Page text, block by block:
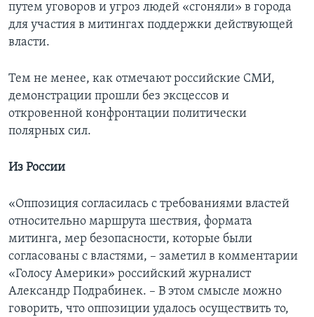
путем уговоров и угроз людей «сгоняли» в города
для участия в митингах поддержки действующей
власти.
Тем не менее, как отмечают российские СМИ,
демонстрации прошли без эксцессов и
откровенной конфронтации политически
полярных сил.
Из России
«Оппозиция согласилась с требованиями властей
относительно маршрута шествия, формата
митинга, мер безопасности, которые были
согласованы с властями, – заметил в комментарии
«Голосу Америки» российский журналист
Александр Подрабинек. – В этом смысле можно
говорить, что оппозиции удалось осуществить то,